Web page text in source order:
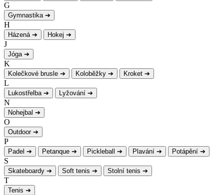
G
Gymnastika ➔
H
Házená ➔ Hokej ➔
J
Jóga ➔
K
Kolečkové brusle ➔ Koloběžky ➔ Kroket ➔
L
Lukostřelba ➔ Lyžování ➔
N
Nohejbal ➔
O
Outdoor ➔
P
Padel ➔ Petanque ➔ Pickleball ➔ Plavání ➔ Potápění ➔
S
Skateboardy ➔ Soft tenis ➔ Stolní tenis ➔
T
Tenis ➔